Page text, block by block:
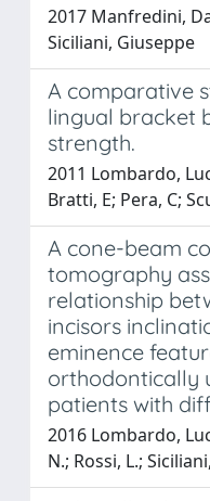
2017 Manfredini,
Siciliani, Giuseppe
A comparative
lingual bracket
strength.
2011 Lombardo,
Bratti, E; Pera, C;
A cone-beam
tomography
relationship
incisors
eminence
orthodontically
patients with
2016 Lombardo,
N.; Rossi, L.;